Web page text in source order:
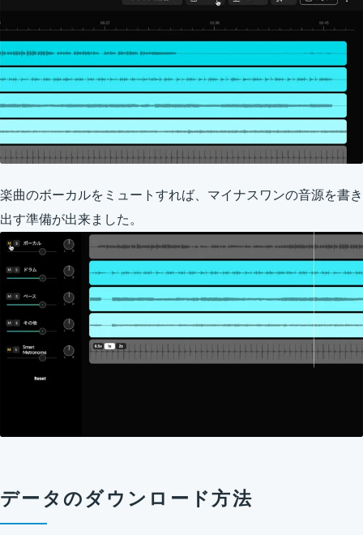
楽曲のボーカルをミュートすれば、マイナスワンの音源を書き
出す準備が出来ました。
データのダウンロード方法